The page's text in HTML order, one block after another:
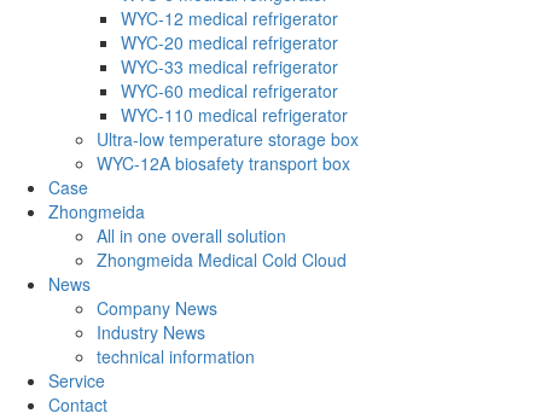
WYC-12 medical refrigerator
WYC-20 medical refrigerator
WYC-33 medical refrigerator
WYC-60 medical refrigerator
WYC-110 medical refrigerator
Ultra-low temperature storage box
WYC-12A biosafety transport box
Case
Zhongmeida
All in one overall solution
Zhongmeida Medical Cold Cloud
News
Company News
Industry News
technical information
Service
Contact